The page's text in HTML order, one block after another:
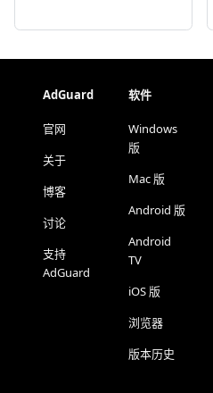
AdGuard
官网
关于
博客
讨论
支持
AdGuard
软件
Windows
版
Mac 版
Android 版
Android
TV
iOS 版
浏览器
版本历史